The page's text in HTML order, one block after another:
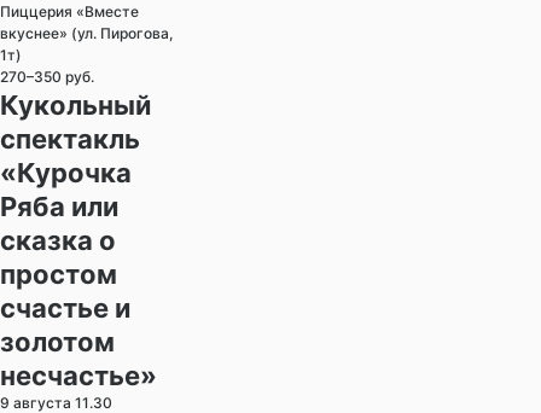
Пиццерия «Вместе
вкуснее» (ул. Пирогова,
1т)
270–350 руб.
Кукольный
спектакль
«Курочка
Ряба или
сказка о
простом
счастье и
золотом
несчастье»
9 августа 11.30